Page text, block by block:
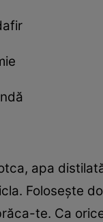
apa
Foloseşte
te. Ca